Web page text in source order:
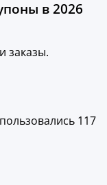
в 2026
заказы.
117